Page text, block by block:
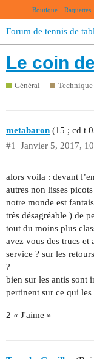
Boutique Raquettes
Forum de tennis de
Le coin
Général Technique
metabaron (15 ; cd t
Janvier 5, 2017,
#1
alors voila : devant
autres non lisses
notre monde est
très désagréable ) de
tout du moins plus
avez vous des trucs et
service ? sur les
?
bien sur les antis sont
pertinent sur ce qui
2 « J'aime »